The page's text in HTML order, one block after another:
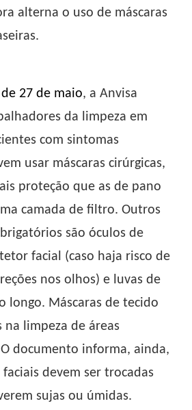
alterna o uso de máscaras
27 de maio, a Anvisa
da limpeza em
com sintomas
usar máscaras cirúrgicas,
proteção que as de pano
camada de filtro. Outros
são óculos de
facial (caso haja risco de
nos olhos) e luvas de
longo. Máscaras de tecido
na limpeza de áreas
documento informa, ainda,
faciais devem ser trocadas
sujas ou úmidas.